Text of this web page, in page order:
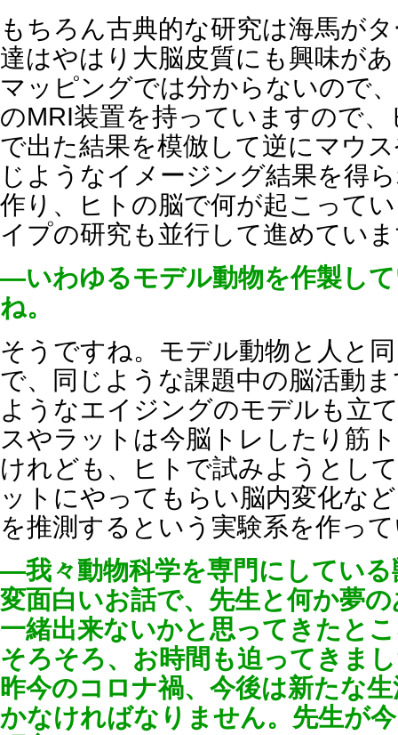
もちろん古典的な研究は海馬が
達はやはり大脳皮質にも興味が
マッピングでは分からないので
のMRI装置を持っていますので
で出た結果を模倣して逆にマウ
じようなイメージング結果を得
作り、ヒトの脳で何が起こって
イプの研究も並行して進めてい
―いわゆるモデル動物を作製し
ね。
そうですね。モデル動物と人と
で、同じような課題中の脳活動
ようなエイジングのモデルも立
スやラットは今脳トレしたり筋
けれども、ヒトで試みようとし
ットにやってもらい脳内変化な
を推測するという実験系を作っ
―我々動物科学を専門にしてい
変面白いお話で、先生と何か夢
一緒出来ないかと思ってきたと
そろそろ、お時間も迫ってきま
昨今のコロナ禍、今後は新たな
かなければなりません。先生が